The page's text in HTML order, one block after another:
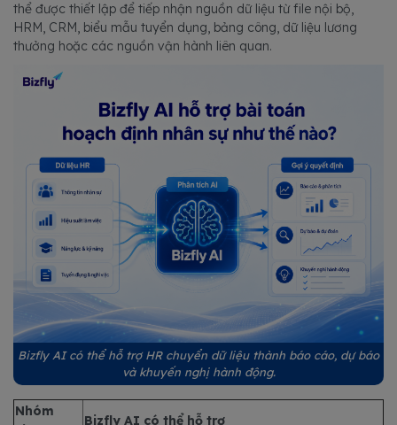
thể được thiết lập để tiếp nhận nguồn dữ liệu từ file nội bộ,
HRM, CRM, biểu mẫu tuyển dụng, bảng công, dữ liệu lương
thưởng hoặc các nguồn vận hành liên quan.
Bizfly AI có thể hỗ trợ HR chuyển dữ liệu thành báo cáo, dự báo
và khuyến nghị hành động.
Nhóm
Bizfly AI có thể hỗ trợ